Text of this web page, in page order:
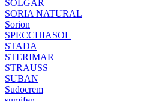
SOLGAR
SORIA NATURAL
Sorion
SPECCHIASOL
STADA
STERIMAR
STRAUSS
SUBAN
Sudocrem